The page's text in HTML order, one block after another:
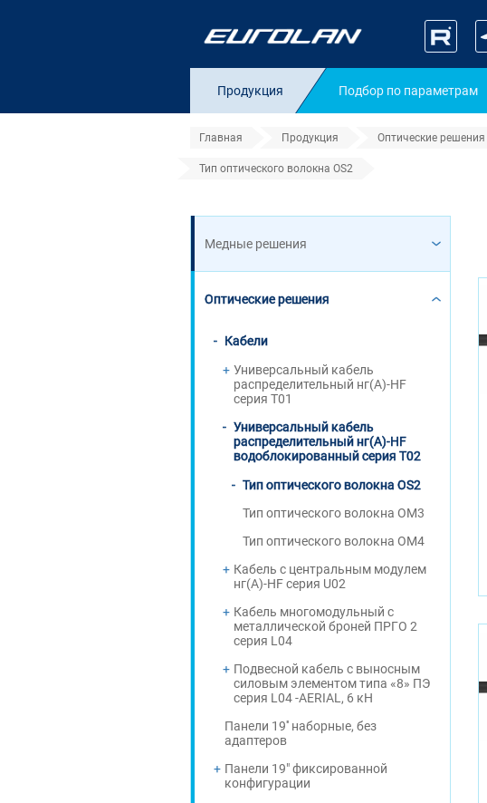
Продукция Подбор по параметрам
Главная Продукция Оптические решения
Тип оптического волокна OS2
Медные решения
Оптические решения
Кабели
Универсальный кабель
распределительный нг(А)-HF
серия T01
Универсальный кабель
распределительный нг(А)-HF
водоблокированный серия T02
Тип оптического волокна OS2
Тип оптического волокна OM3
Тип оптического волокна OM4
Кабель с центральным модулем
нг(А)-HF серия U02
Кабель многомодульный с
металлической броней ПРГО 2
серия L04
Подвесной кабель с выносным
силовым элементом типа «8» ПЭ
серия L04 -AERIAL, 6 кН
Панели 19'' наборные, без
адаптеров
Панели 19" фиксированной
конфигурации